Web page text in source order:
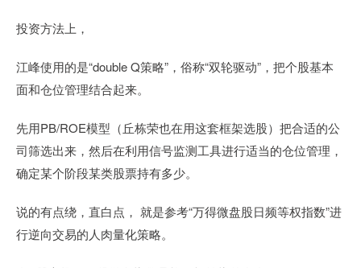
投资方法上，
江峰使用的是“double Q策略”，俗称“双轮驱动”，把个股基本
面和仓位管理结合起来。
先用PB/ROE模型（丘栋荣也在用这套框架选股）把合适的公
司筛选出来，然后在利用信号监测工具进行适当的仓位管理，
确定某个阶段某类股票持有多少。
说的有点绕，直白点， 就是参考“万得微盘股日频等权指数”进
行逆向交易的人肉量化策略。